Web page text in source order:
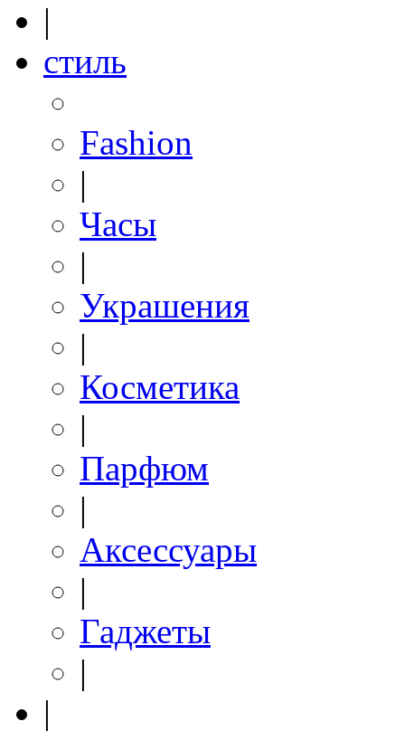
|
стиль
Fashion
|
Часы
|
Украшения
|
Косметика
|
Парфюм
|
Аксессуары
|
Гаджеты
|
|